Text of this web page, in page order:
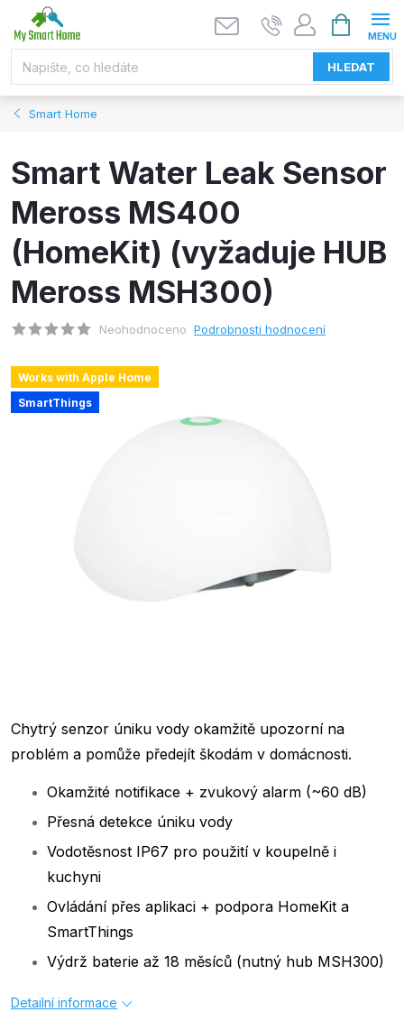
HLEDAT
NÁKUPNÍ
KOŠÍK
Smart Home
Smart Water Leak Sensor
Meross MS400
(HomeKit) (vyžaduje HUB
Meross MSH300)
Neohodnoceno Podrobnosti hodnocení
Works with Apple Home
SmartThings
Chytrý senzor úniku vody okamžitě upozorní na
problém a pomůže předejít škodám v domácnosti.
Okamžité notifikace + zvukový alarm (~60 dB)
Přesná detekce úniku vody
Vodotěsnost IP67 pro použití v koupelně i
kuchyni
Ovládání přes aplikaci + podpora HomeKit a
SmartThings
Výdrž baterie až 18 měsíců (nutný hub MSH300)
Detailní informace